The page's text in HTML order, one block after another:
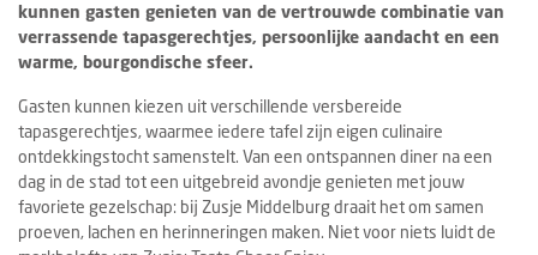
kunnen gasten genieten van de vertrouwde combinatie van
verrassende tapasgerechtjes, persoonlijke aandacht en een
warme, bourgondische sfeer.
Gasten kunnen kiezen uit verschillende versbereide
tapasgerechtjes, waarmee iedere tafel zijn eigen culinaire
ontdekkingstocht samenstelt. Van een ontspannen diner na een
dag in de stad tot een uitgebreid avondje genieten met jouw
favoriete gezelschap: bij Zusje Middelburg draait het om samen
proeven, lachen en herinneringen maken. Niet voor niets luidt de